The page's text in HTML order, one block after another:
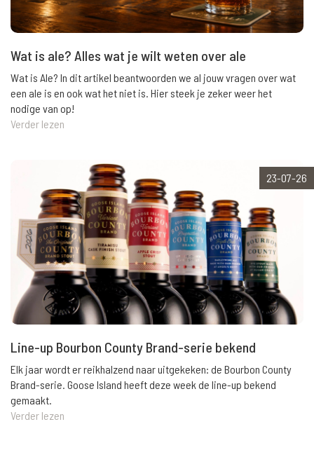
Wat is ale? Alles wat je wilt weten over ale
Wat is Ale? In dit artikel beantwoorden we al jouw vragen over wat
een ale is en ook wat het niet is. Hier steek je zeker weer het
nodige van op!
Verder lezen
23-07-26
Line-up Bourbon County Brand-serie bekend
Elk jaar wordt er reikhalzend naar uitgekeken: de Bourbon County
Brand-serie. Goose Island heeft deze week de line-up bekend
gemaakt.
Verder lezen